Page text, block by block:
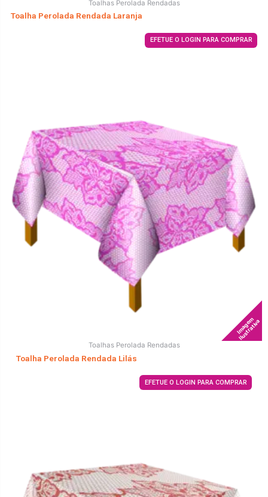
Toalhas Perolada Rendadas
Toalha Perolada Rendada Laranja
EFETUE O LOGIN PARA COMPRAR
Imagem
Ilustrativa
Toalhas Perolada Rendadas
Toalha Perolada Rendada Lilás
EFETUE O LOGIN PARA COMPRAR